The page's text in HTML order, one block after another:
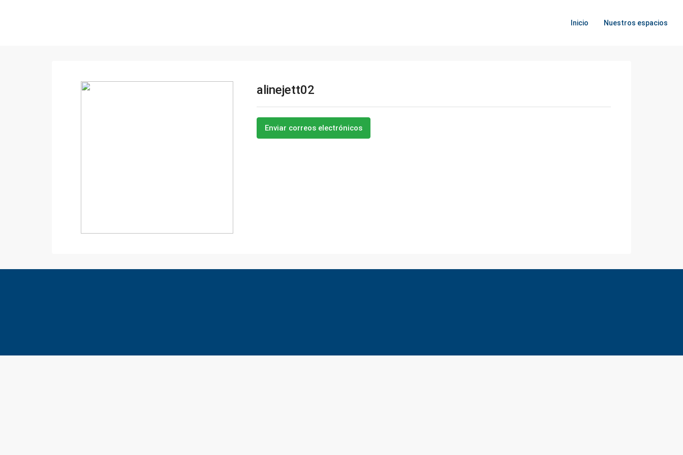
Inicio Nuestros espacios
alinejett02
Enviar correos electrónicos